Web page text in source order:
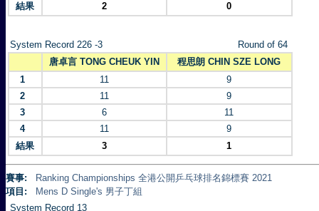
結果
2 0
System Record 226 -3
Round of 64
唐卓言 TONG CHEUK YIN
程思朗 CHIN SZE LONG
1
11
9
2
11
9
3
6
11
4
11
9
結果
3 1
賽事:
Ranking Championships 全港公開乒乓球排名錦標賽 2021
項目:
Mens D Single's 男子丁組
System Record 13